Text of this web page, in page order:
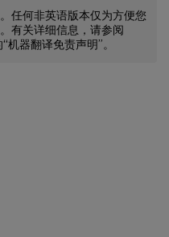
任何非英语版本仅为方便您
有关详细信息，请参阅
“机器翻译免责声明”。